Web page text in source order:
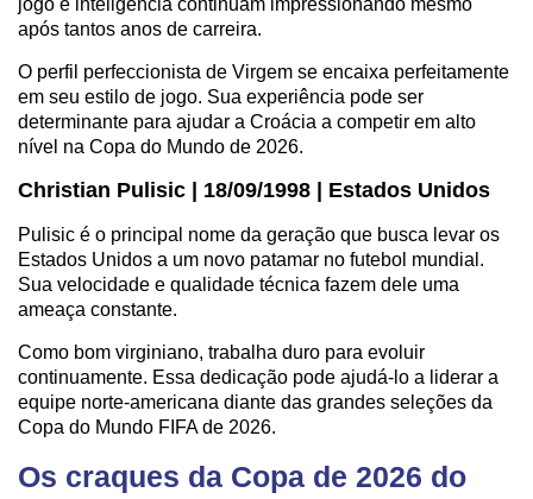
após tantos anos de carreira.
O perfil perfeccionista de Virgem se encaixa perfeitamente
em seu estilo de jogo. Sua experiência pode ser
determinante para ajudar a Croácia a competir em alto
nível na Copa do Mundo de 2026.
Christian Pulisic | 18/09/1998 | Estados Unidos
Pulisic é o principal nome da geração que busca levar os
Estados Unidos a um novo patamar no futebol mundial.
Sua velocidade e qualidade técnica fazem dele uma
ameaça constante.
Como bom virginiano, trabalha duro para evoluir
continuamente. Essa dedicação pode ajudá-lo a liderar a
equipe norte-americana diante das grandes seleções da
Copa do Mundo FIFA de 2026.
Os craques da Copa de 2026 do